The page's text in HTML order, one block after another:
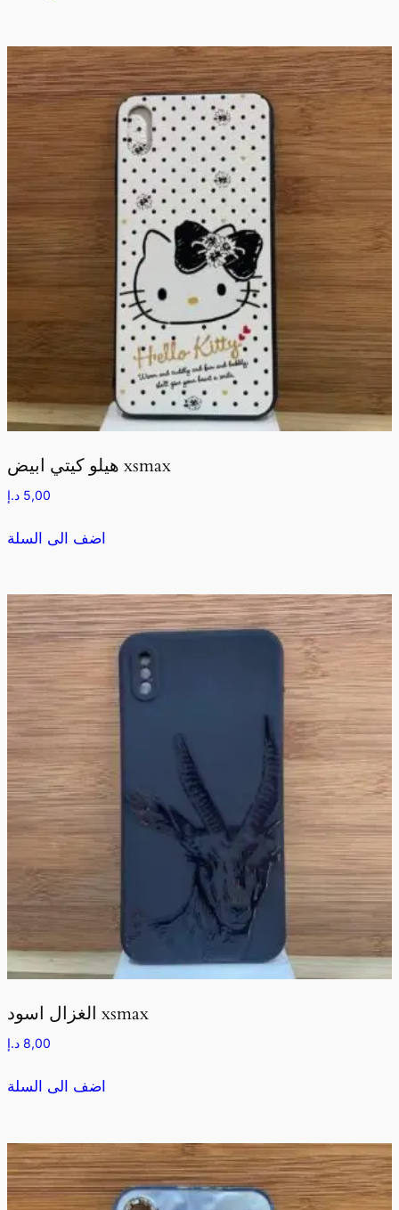
هيلو كيتي ابيض xsmax
5,00 د.إ
اضف الى السلة
الغزال اسود xsmax
8,00 د.إ
اضف الى السلة